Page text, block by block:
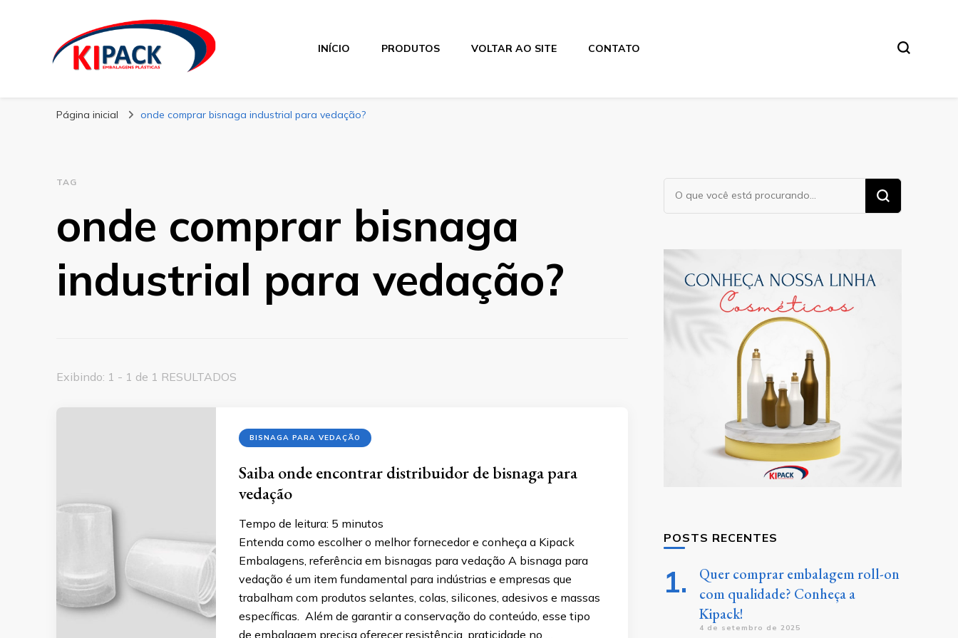
Kipack
INÍCIO PRODUTOS VOLTAR AO SITE CONTATO
Página inicial onde comprar bisnaga industrial para vedação?
TAG
onde comprar bisnaga
industrial para vedação?
Exibindo: 1 - 1 de 1 RESULTADOS
BISNAGA PARA VEDAÇÃO
Saiba onde encontrar distribuidor de bisnaga para
vedação
Tempo de leitura: 5 minutos
Entenda como escolher o melhor fornecedor e conheça a Kipack
Embalagens, referência em bisnagas para vedação A bisnaga para
vedação é um item fundamental para indústrias e empresas que
trabalham com produtos selantes, colas, silicones, adesivos e massas
específicas. Além de garantir a conservação do conteúdo, esse tipo
de embalagem precisa oferecer resistência, praticidade no …
Procurando
algo?
POSTS RECENTES
Quer comprar embalagem roll-on
com qualidade? Conheça a
Kipack!
4 de setembro de 2025